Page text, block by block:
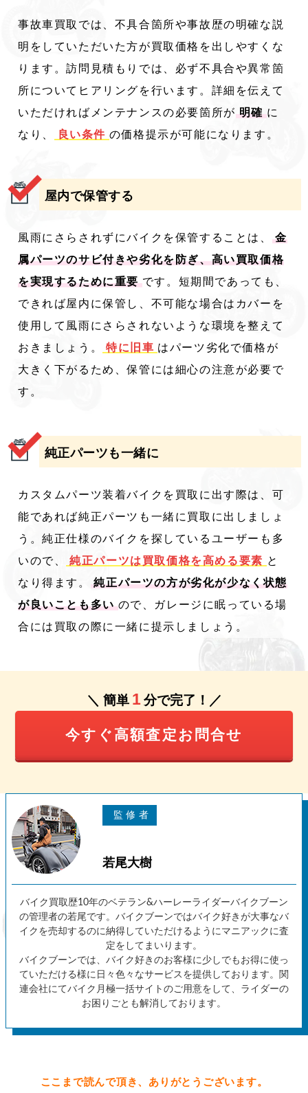
事故車買取では、不具合箇所や事故歴の明確な説
明をしていただいた方が買取価格を出しやすくな
ります。訪問見積もりでは、必ず不具合や異常箇
所についてヒアリングを行います。詳細を伝えて
いただければメンテナンスの必要箇所が 明確 に
なり、
良い条件 の価格提示が可能になります。
屋内で保管する
風雨にさらされずにバイクを保管することは、
金
属パーツのサビ付きや劣化を防ぎ、高い買取価格
を実現するために重要 です。短期間であっても、
できれば屋内に保管し、不可能な場合はカバーを
使用して風雨にさらされないような環境を整えて
おきましょう。
特に旧車 はパーツ劣化で価格が
大きく下がるため、保管には細心の注意が必要で
す。
純正パーツも一緒に
カスタムパーツ装着バイクを買取に出す際は、可
能であれば純正パーツも一緒に買取に出しましょ
う。純正仕様のバイクを探しているユーザーも多
いので、
純正パーツは買取価格を高める要素 と
なり得ます。
純正パーツの方が劣化が少なく状態
が良いことも多い ので、ガレージに眠っている場
合には買取の際に一緒に提示しましょう。
＼ 簡単 1 分で完了！／
今すぐ高額査定お問合せ
若尾大樹
バイク買取歴10年のベテラン&ハーレーライダーバイクブーン
の管理者の若尾です。バイクブーンではバイク好きが大事なバ
イクを売却するのに納得していただけるようにマニアックに査
定をしてまいります。
バイクブーンでは、バイク好きのお客様に少しでもお得に使っ
ていただける様に日々色々なサービスを提供しております。関
連会社にてバイク月極一括サイトのご用意をして、ライダーの
お困りごとも解消しております。
ここまで読んで頂き、ありがとうございます。